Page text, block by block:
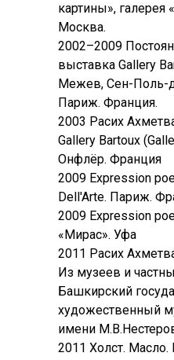
картины», галерея
Москва.
2002–2009
выставка Gallery
Межев, Сен-Поль-
Париж. Франция.
2003 Расих
Gallery Bartoux
Онфлёр. Франция
2009 Expression
Dell'Arte. Париж.
2009 Expression
«Мирас». Уфа
2011 Расих
Из музеев и
Башкирский
художественный
имени
2011 Холст. Масло.